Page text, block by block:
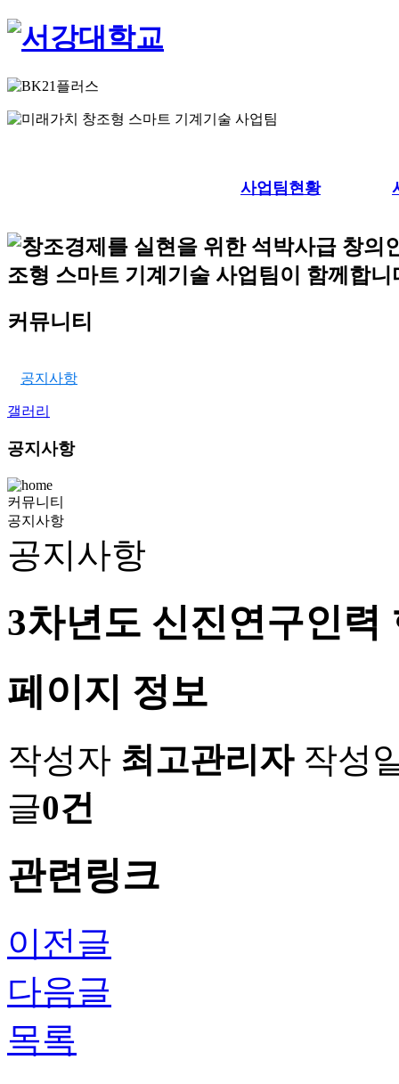
사업팀현황
커뮤니티
공지사항
갤러리
공지사항
커뮤니티
공지사항
공지사항
3차년도 신진연구인력
페이지 정보
작성자 최고관리자 작성
글0건
관련링크
이전글
다음글
목록